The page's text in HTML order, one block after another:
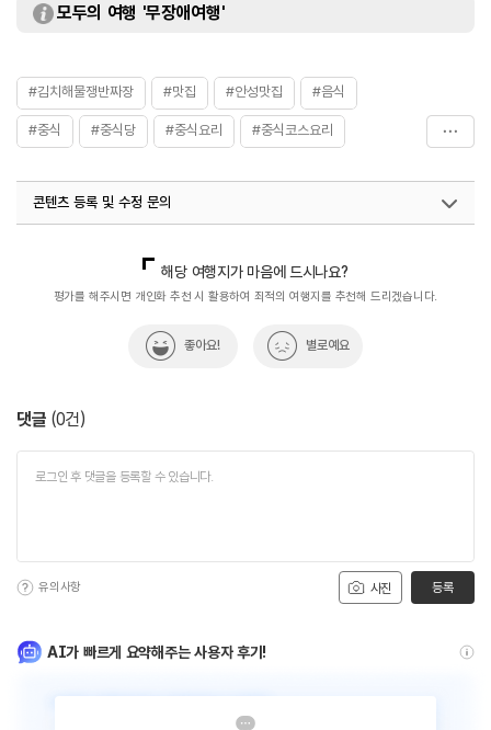
모두의 여행 '무장애여행'
#김치해물쟁반짜장 #맛집 #안성맛집 #음식
#중식 #중식당 #중식요리 #중식코스요리
#해물쟁반짬뽕
콘텐츠 등록 및 수정 문의
해당 여행지가 마음에 드시나요?
평가를 해주시면 개인화 추천 시 활용하여 최적의 여행지를 추천해 드리겠습니다.
좋아요! 별로예요
댓글 (0건)
사진
유의사항 등록
AI가 빠르게 요약해주는 사용자 후기!